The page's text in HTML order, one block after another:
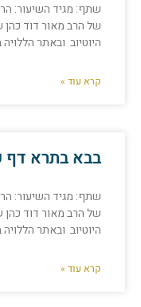
שתף: מגיד השיעור:
של הרב מאור דוד כהן
היוטיוב ובאתר
קרא עוד »
בבא בתרא דף
שתף: מגיד השיעור:
של הרב מאור דוד כהן
היוטיוב ובאתר
קרא עוד »